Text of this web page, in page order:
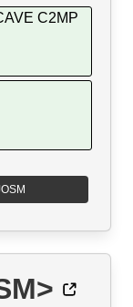
C2MP